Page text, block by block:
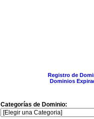
Registro de
Dominios
Categorías de Dominio: